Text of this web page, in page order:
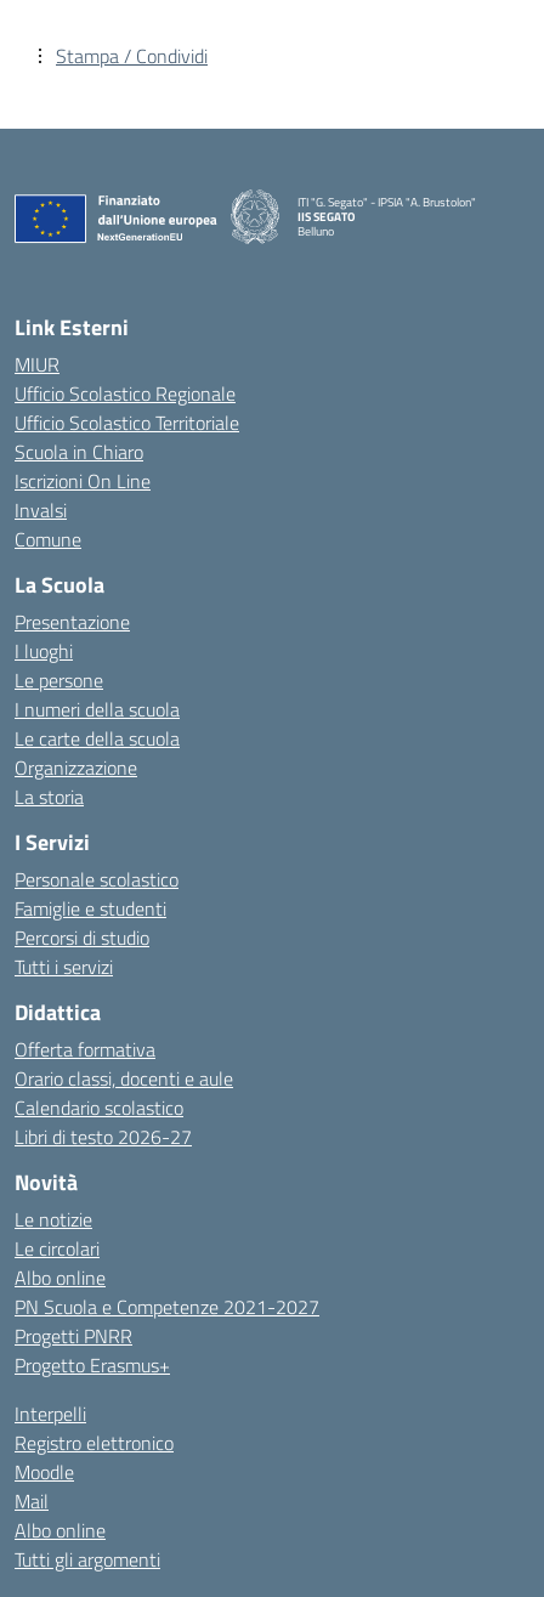
Stampa / Condividi
ITI "G. Segato" - IPSIA "A. Brustolon"
IIS SEGATO
Belluno
Link Esterni
MIUR
Ufficio Scolastico Regionale
Ufficio Scolastico Territoriale
Scuola in Chiaro
Iscrizioni On Line
Invalsi
Comune
La Scuola
Presentazione
I luoghi
Le persone
I numeri della scuola
Le carte della scuola
Organizzazione
La storia
I Servizi
Personale scolastico
Famiglie e studenti
Percorsi di studio
Tutti i servizi
Didattica
Offerta formativa
Orario classi, docenti e aule
Calendario scolastico
Libri di testo 2026-27
Novità
Le notizie
Le circolari
Albo online
PN Scuola e Competenze 2021-2027
Progetti PNRR
Progetto Erasmus+
Interpelli
Registro elettronico
Moodle
Mail
Albo online
Tutti gli argomenti